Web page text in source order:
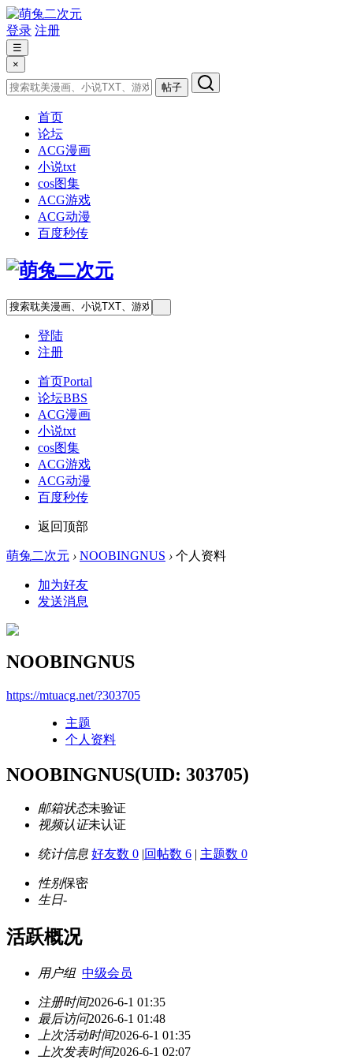
登录 注册
☰
×
帖子
首页
论坛
ACG漫画
小说txt
cos图集
ACG游戏
ACG动漫
百度秒传
登陆
注册
首页Portal
论坛BBS
ACG漫画
小说txt
cos图集
ACG游戏
ACG动漫
百度秒传
返回顶部
萌兔二次元 › NOOBINGNUS › 个人资料
加为好友
发送消息
NOOBINGNUS
https://mtuacg.net/?303705
主题
个人资料
NOOBINGNUS(UID: 303705)
邮箱状态未验证
视频认证未认证
统计信息 好友数 0 |回帖数 6 | 主题数 0
性别保密
生日-
活跃概况
用户组 中级会员
注册时间2026-6-1 01:35
最后访问2026-6-1 01:48
上次活动时间2026-6-1 01:35
上次发表时间2026-6-1 02:07